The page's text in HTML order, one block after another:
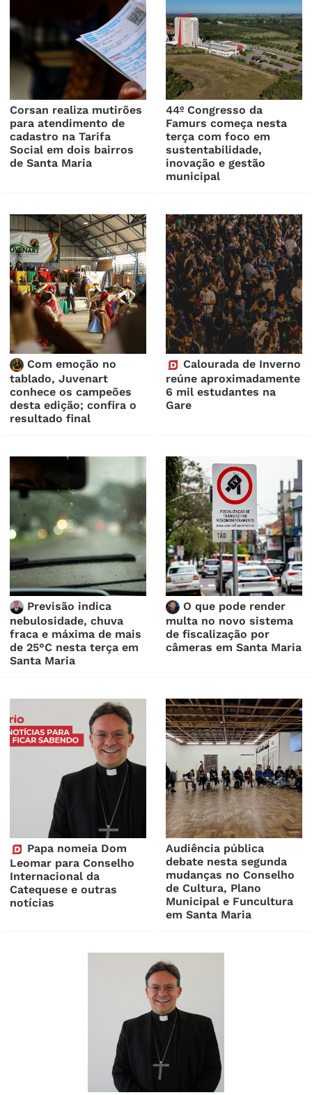
Corsan realiza mutirões
para atendimento de
cadastro na Tarifa
Social em dois bairros
de Santa Maria
44º Congresso da
Famurs começa nesta
terça com foco em
sustentabilidade,
inovação e gestão
municipal
Com emoção no
tablado, Juvenart
conhece os campeões
desta edição; confira o
resultado final
Calourada de Inverno
reúne aproximadamente
6 mil estudantes na
Gare
Previsão indica
nebulosidade, chuva
fraca e máxima de mais
de 25°C nesta terça em
Santa Maria
O que pode render
multa no novo sistema
de fiscalização por
câmeras em Santa Maria
Papa nomeia Dom
Leomar para Conselho
Internacional da
Catequese e outras
notícias
Audiência pública
debate nesta segunda
mudanças no Conselho
de Cultura, Plano
Municipal e Funcultura
em Santa Maria